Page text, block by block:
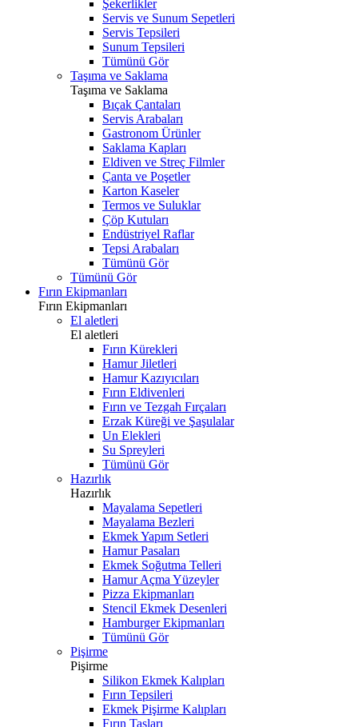
Şekerlikler
Servis ve Sunum Sepetleri
Servis Tepsileri
Sunum Tepsileri
Tümünü Gör
Taşıma ve Saklama
Taşıma ve Saklama
Bıçak Çantaları
Servis Arabaları
Gastronom Ürünler
Saklama Kapları
Eldiven ve Streç Filmler
Çanta ve Poşetler
Karton Kaseler
Termos ve Suluklar
Çöp Kutuları
Endüstriyel Raflar
Tepsi Arabaları
Tümünü Gör
Tümünü Gör
Fırın Ekipmanları
Fırın Ekipmanları
El aletleri
El aletleri
Fırın Kürekleri
Hamur Jiletleri
Hamur Kazıyıcıları
Fırın Eldivenleri
Fırın ve Tezgah Fırçaları
Erzak Küreği ve Şaşulalar
Un Elekleri
Su Spreyleri
Tümünü Gör
Hazırlık
Hazırlık
Mayalama Sepetleri
Mayalama Bezleri
Ekmek Yapım Setleri
Hamur Pasaları
Ekmek Soğutma Telleri
Hamur Açma Yüzeyler
Pizza Ekipmanları
Stencil Ekmek Desenleri
Hamburger Ekipmanları
Tümünü Gör
Pişirme
Pişirme
Silikon Ekmek Kalıpları
Fırın Tepsileri
Ekmek Pişirme Kalıpları
Fırın Taşları